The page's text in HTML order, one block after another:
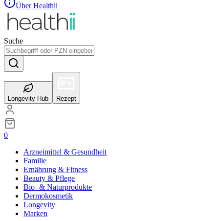
Über Healthii
Suche
Longevity Hub Rezept
0
Arzneimittel & Gesundheit
Familie
Ernährung & Fitness
Beauty & Pflege
Bio- & Naturprodukte
Dermokosmetik
Longevity
Marken